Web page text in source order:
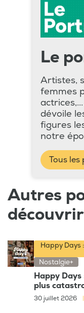
Le
Artistes,
femmes
dévoile
figures
notre
Tous les
Autres
découvrir
Happy Days
Nostalgie+
Happy Days
plus
30 juillet 2026